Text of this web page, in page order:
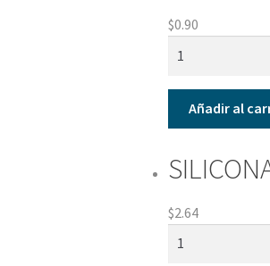
$0.90
BARRA
30CM
X7
cantidad
Añadir al
$2.64